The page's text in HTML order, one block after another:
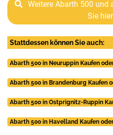
Weitere Abarth 500 und
Sie
Stattdessen können Sie auch:
Abarth 500 in Neuruppin Kaufen
Abarth 500 in Brandenburg Kaufen
Abarth 500 in Ostprignitz-Ruppin
Abarth 500 in Havelland Kaufen